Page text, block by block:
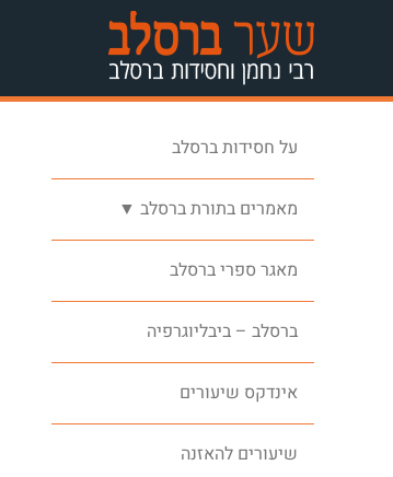
על חסידות ברסלב
מאמרים בתורת ברסלב ▼
מאגר ספרי ברסלב
ברסלב – ביבליוגרפיה
אינדקס שיעורים
שיעורים להאזנה